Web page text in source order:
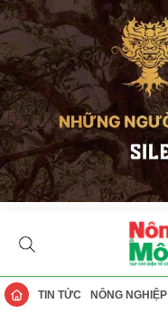
TIN TỨC NÔNG NGHIỆP